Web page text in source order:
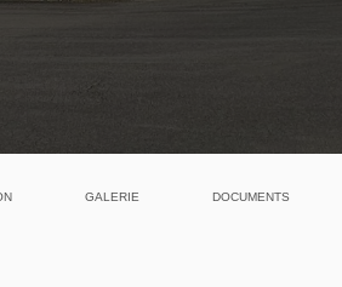
GALERIE DOCUMENTS